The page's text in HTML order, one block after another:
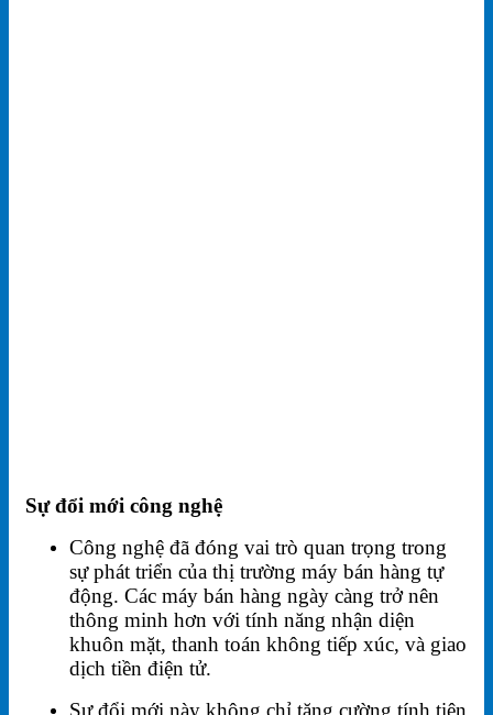
Sự đổi mới công nghệ
Công nghệ đã đóng vai trò quan trọng trong
sự phát triển của thị trường máy bán hàng tự
động. Các máy bán hàng ngày càng trở nên
thông minh hơn với tính năng nhận diện
khuôn mặt, thanh toán không tiếp xúc, và giao
dịch tiền điện tử.
Sự đổi mới này không chỉ tăng cường tính tiện